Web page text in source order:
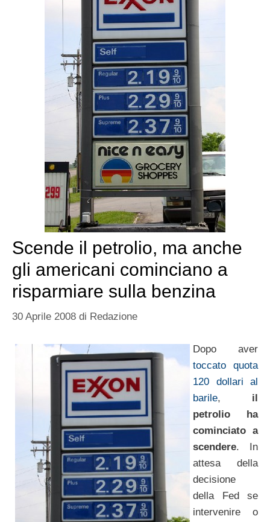
Scende il petrolio, ma anche
gli americani cominciano a
risparmiare sulla benzina
30 Aprile 2008 di Redazione
Dopo aver
toccato quota
120 dollari al
barile, il
petrolio ha
cominciato a
scendere. In
attesa della
decisione
della Fed se
intervenire o